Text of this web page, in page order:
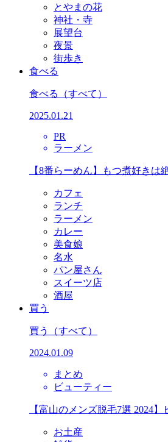
とやまの花
神社・寺
展望台
夜景
街歩き
食べる
食べる （すべて）
2025.01.21
PR
ラーメン
【8番らーめん】もつ煮好き
カフェ
ランチ
ラーメン
カレー
美食娘
名水
パン屋さん
スイーツ店
酒屋
買う
買う （すべて）
2024.01.09
まとめ
ビューティー
【富山のメンズ脱毛7選 2024
お土産